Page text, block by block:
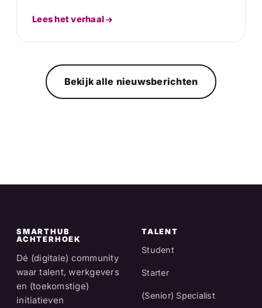
Lees het verhaal
Bekijk alle nieuwsberichten
SMARTHUB
ACHTERHOEK
Dé (digitale) community
waar talent, werkgevers
en (toekomstige)
initiatieven
TALENT
Student
Starter
(Senior) Specialist